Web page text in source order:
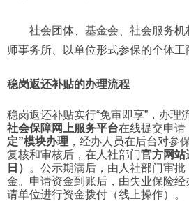
社会团体、基金会、社会服务
师事务所、以单位形式参保的个体工
稳岗返还补贴的办理流程
稳岗返还补贴实行“免审即享”，办理
社会保障网上服务平台在线提交申请
定”模块办理 ，经办人员在后台对参
复核和审核后，在人社部门官方网站
日）
。公示期满后，由人社部门审
金。申请资金到账后，由失业保险
请单位进行资金拨付（线上操作）。